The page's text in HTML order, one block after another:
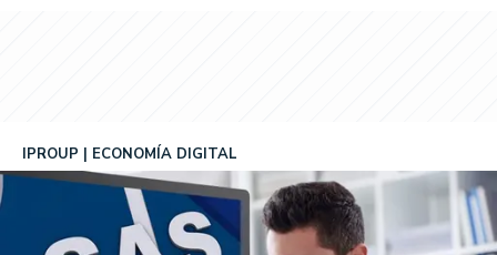
IPROUP ECONOMÍA DIGITAL